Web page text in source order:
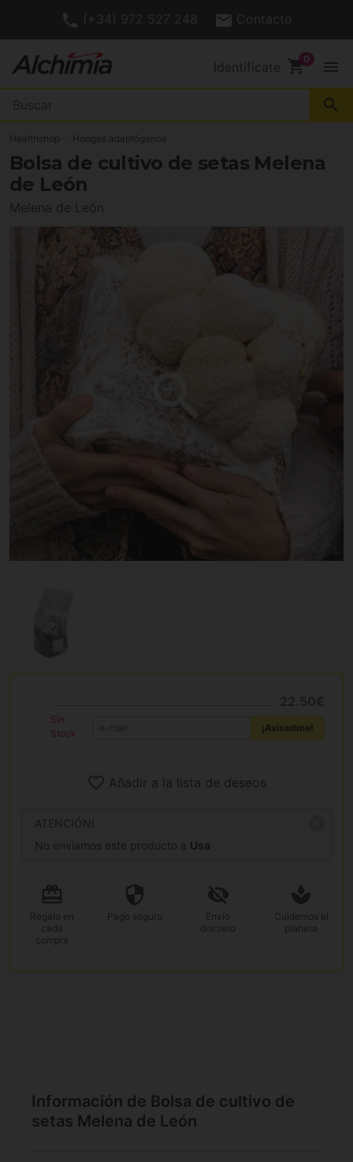
(+34) 972 527 248 Contacto
Identifícate shopping_cart menu
search
Healthshop Hongos adaptógenos
Bolsa de cultivo de setas Melena
de León
Melena de León
Sin
Stock
¡Avisadme!
Añadir a la lista de deseos
ATENCIÓN!
No enviamos este producto a Usa
Regalo en
cada
compra
Pago seguro
Envío
discreto
Cuidemos el
planeta
Información de Bolsa de cultivo de
setas Melena de León